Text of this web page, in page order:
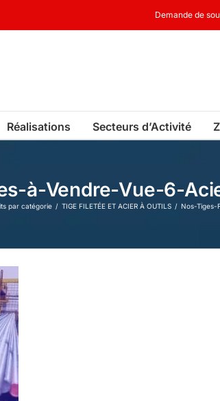
Demande de
Réalisations Secteurs d’Activité
à-Vendre-Vue-6-
par catégorie TIGE FILETÉE ET ACIER À OUTILS Nos-Tiges-